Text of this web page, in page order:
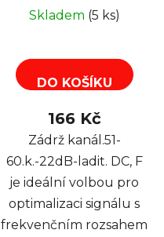
Skladem (5 ks)
DO KOŠÍKU
166 Kč
Zádrž kanál.51-
60.k.-22dB-ladit. DC, F
je ideální volbou pro
optimalizaci signálu s
frekvenčním rozsahem